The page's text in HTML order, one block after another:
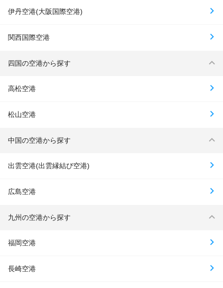
伊丹空港(大阪国際空港)
関西国際空港
四国の空港から探す
高松空港
松山空港
中国の空港から探す
出雲空港(出雲縁結び空港)
広島空港
九州の空港から探す
福岡空港
長崎空港